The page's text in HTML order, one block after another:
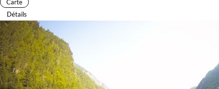
Carte
Détails